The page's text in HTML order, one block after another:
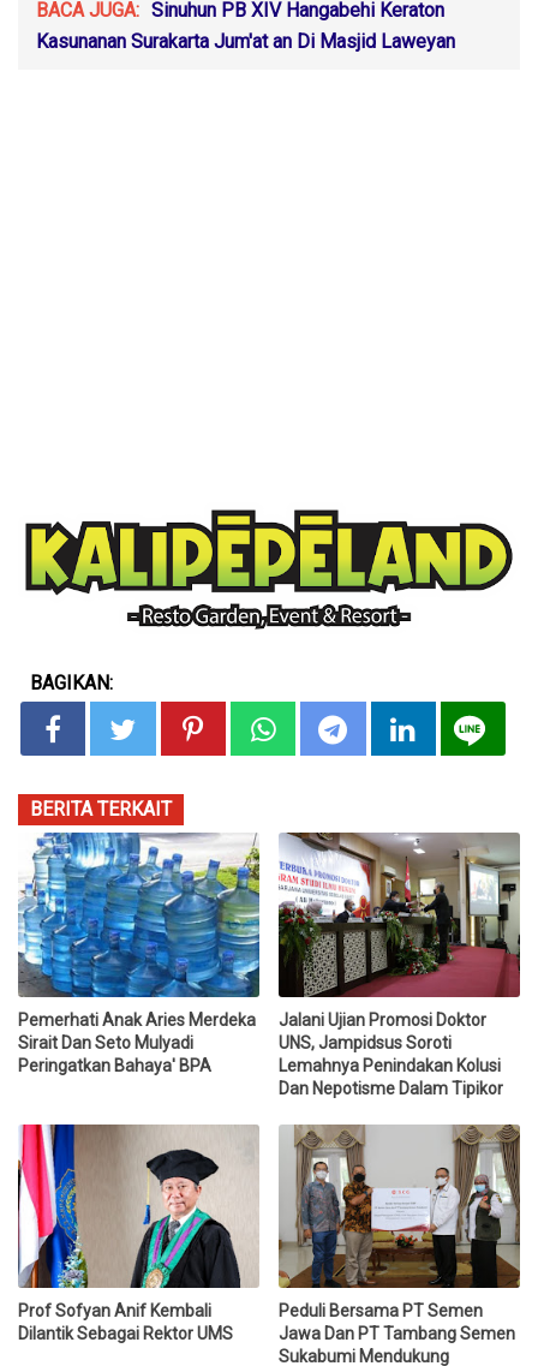
BACA JUGA: Sinuhun PB XIV Hangabehi Keraton
Kasunanan Surakarta Jum'at an Di Masjid Laweyan
BAGIKAN:
BERITA TERKAIT
Pemerhati Anak Aries Merdeka
Sirait Dan Seto Mulyadi
Peringatkan Bahaya' BPA
Jalani Ujian Promosi Doktor
UNS, Jampidsus Soroti
Lemahnya Penindakan Kolusi
Dan Nepotisme Dalam Tipikor
Prof Sofyan Anif Kembali
Dilantik Sebagai Rektor UMS
Peduli Bersama PT Semen
Jawa Dan PT Tambang Semen
Sukabumi Mendukung